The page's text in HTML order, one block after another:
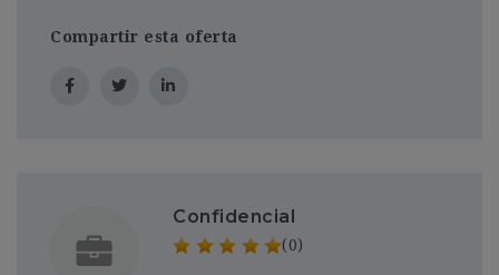
Compartir esta oferta
Confidencial
(0)